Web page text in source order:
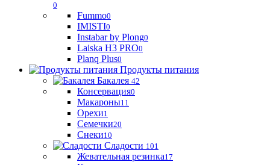
0
Fummo0
IMISTI0
Instabar by Plong0
Laiska H3 PRO0
Planq Plus0
Продукты питания
Бакалея 42
Консервация0
Макароны11
Орехи1
Семечки20
Снеки10
Сладости 101
Жевательная резинка17